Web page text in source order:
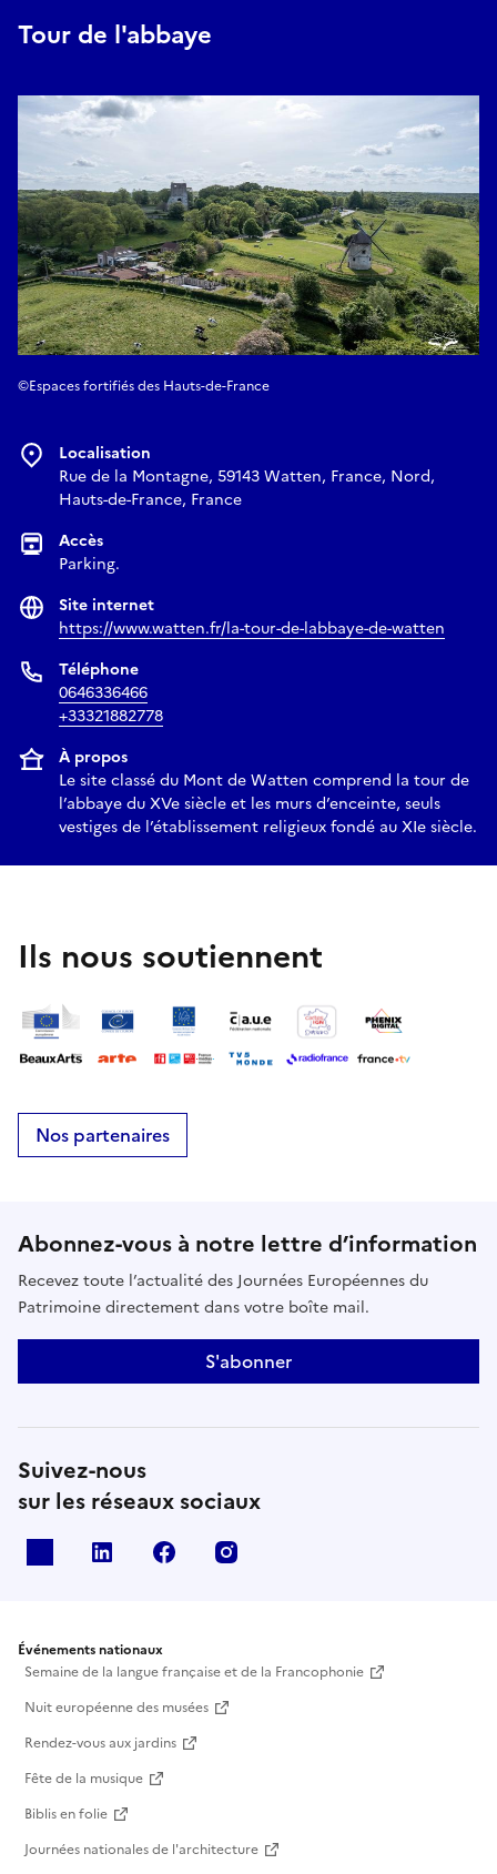
Tour de l'abbaye
©Espaces fortifiés des Hauts-de-France
Localisation
Rue de la Montagne, 59143 Watten, France, Nord,
Hauts-de-France, France
Accès
Parking.
Site internet
https://www.watten.fr/la-tour-de-labbaye-de-watten
Téléphone
0646336466
+33321882778
À propos
Le site classé du Mont de Watten comprend la tour de
l’abbaye du XVe siècle et les murs d’enceinte, seuls
vestiges de l’établissement religieux fondé au XIe siècle.
Ils nous soutiennent
Nos partenaires
Abonnez-vous à notre lettre d’information
Recevez toute l’actualité des Journées Européennes du
Patrimoine directement dans votre boîte mail.
S'abonner
Suivez-nous
sur les réseaux sociaux
Linkedin Facebook
Événements nationaux
Semaine de la langue française et de la Francophonie
Nuit européenne des musées
Rendez-vous aux jardins
Fête de la musique
Biblis en folie
Journées nationales de l'architecture